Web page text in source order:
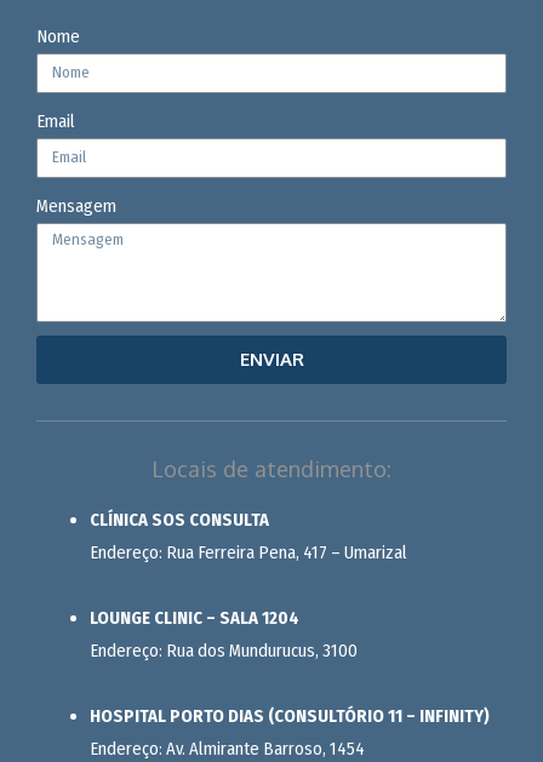
Nome
Email
Mensagem
ENVIAR
Locais de atendimento:
CLÍNICA SOS CONSULTA
Endereço: Rua Ferreira Pena, 417 – Umarizal
LOUNGE CLINIC – SALA 1204
Endereço: Rua dos Mundurucus, 3100
HOSPITAL PORTO DIAS (CONSULTÓRIO 11 – INFINITY)
Endereço: Av. Almirante Barroso, 1454